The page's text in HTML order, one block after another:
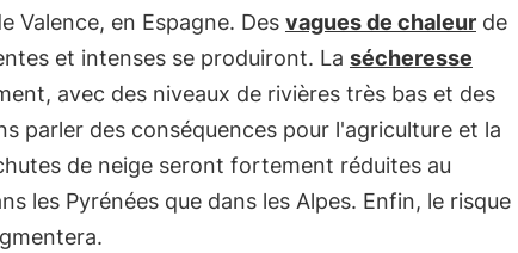
Valence, en Espagne. Des vagues de chaleurde
et intenses se produiront. La sécheresse
avec des niveaux de rivières très bas et des
parler des conséquences pour l'agriculture et la
de neige seront fortement réduites au
les Pyrénées que dans les Alpes. Enfin, le risque